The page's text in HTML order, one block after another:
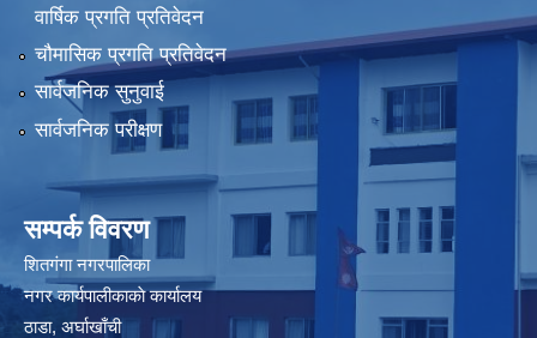
वार्षिक प्रगति प्रतिवेदन
चौमासिक प्रगति प्रतिवेदन
सार्वजनिक सुनुवाई
सार्वजनिक परीक्षण
सम्पर्क विवरण
शितगंगा नगरपालिका
नगर कार्यपालीकाकाे कार्यालय
ठाडा, अर्घाखाँची